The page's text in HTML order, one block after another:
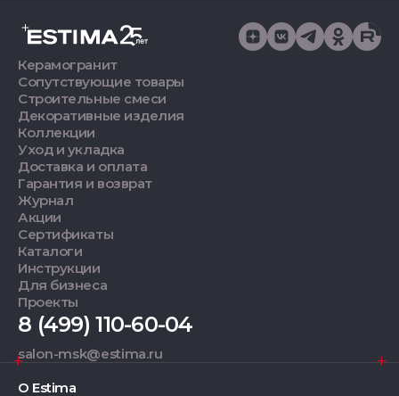
Керамогранит
Сопутствующие товары
Строительные смеси
Декоративные изделия
Коллекции
Уход и укладка
Доставка и оплата
Гарантия и возврат
Журнал
Акции
Сертификаты
Каталоги
Инструкции
Для бизнеса
Проекты
8 (499) 110-60-04
salon-msk@estima.ru
О Estima